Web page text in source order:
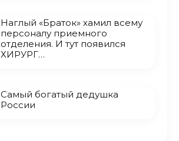
Наглый «Браток» хамил всему
персоналу приемного
отделения. И тут появился
ХИРУРГ…
Самый богатый дедушка
России